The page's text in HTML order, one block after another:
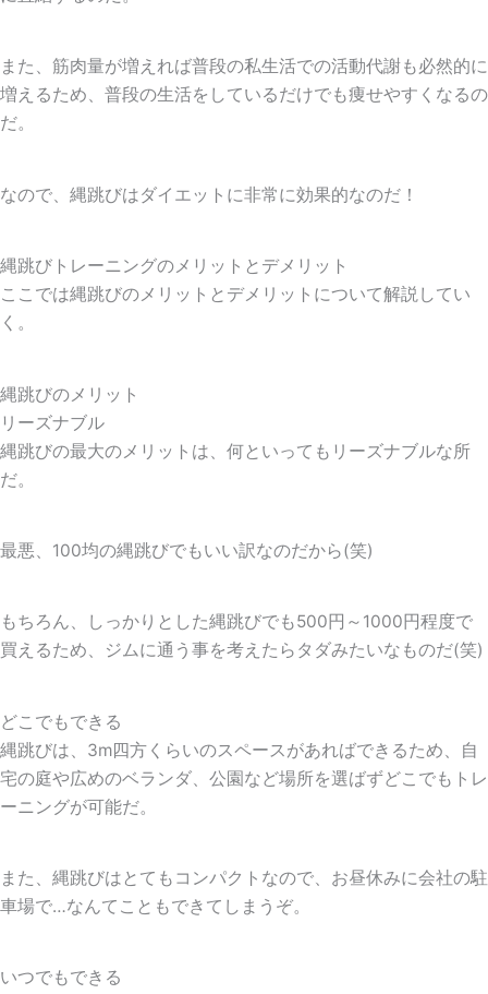
また、筋肉量が増えれば普段の私生活での活動代謝も必然的に
増えるため、普段の生活をしているだけでも痩せやすくなるの
だ。
なので、縄跳びはダイエットに非常に効果的なのだ！
縄跳びトレーニングのメリットとデメリット
ここでは縄跳びのメリットとデメリットについて解説してい
く。
縄跳びのメリット
リーズナブル
縄跳びの最大のメリットは、何といってもリーズナブルな所
だ。
最悪、100均の縄跳びでもいい訳なのだから(笑)
もちろん、しっかりとした縄跳びでも500円～1000円程度で
買えるため、ジムに通う事を考えたらタダみたいなものだ(笑)
どこでもできる
縄跳びは、3m四方くらいのスペースがあればできるため、自
宅の庭や広めのベランダ、公園など場所を選ばずどこでもトレ
ーニングが可能だ。
また、縄跳びはとてもコンパクトなので、お昼休みに会社の駐
車場で…なんてこともできてしまうぞ。
いつでもできる